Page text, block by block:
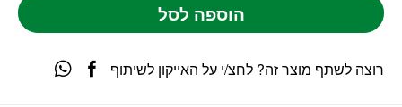
הוספה לסל
רוצה לשתף מוצר זה? לחצ/י על האייקון לשיתוף